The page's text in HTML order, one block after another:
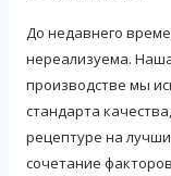
До недавнего
нереализуема.
производстве мы
стандарта
рецептуре на
сочетание